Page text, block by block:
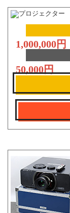
1,000,000円
50,000円